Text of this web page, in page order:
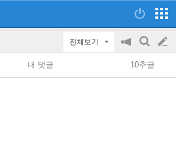
전체보기
공
지
on/off
검
색
글
쓰
내 댓글 10추글